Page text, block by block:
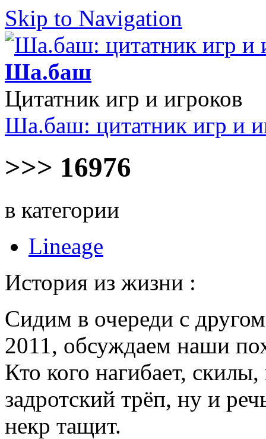
Skip to Navigation
Ша.баш
Цитатник игр и игроков
Ша.баш: цитатник игр и
>>> 16976
в категории
Lineage
История из жизни :
Сидим в очереди с
2011, обсуждаем наши
Кто кого нагибает,
задротский трёп, ну и
некр тащит.